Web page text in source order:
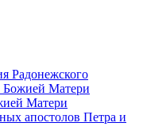
Радонежского
Матери
Матери
апостолов Петра и